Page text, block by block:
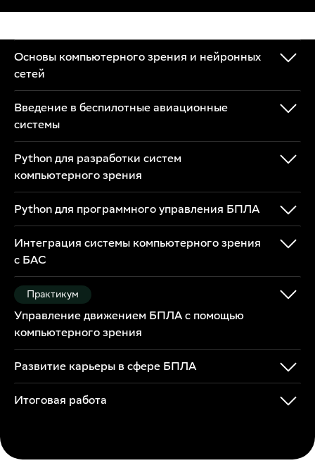
Основы компьютерного зрения и нейронных
сетей
Введение в беспилотные авиационные
системы
Python для разработки систем
компьютерного зрения
Python для программного управления БПЛА
Интеграция системы компьютерного зрения
с БАС
Управление движением БПЛА с помощью
компьютерного зрения
Практикум
Развитие карьеры в сфере БПЛА
Итоговая работа